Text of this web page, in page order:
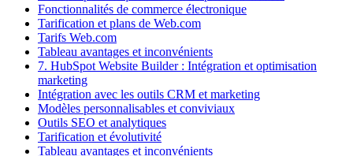
Fonctionnalités de commerce électronique
Tarification et plans de Web.com
Tarifs Web.com
Tableau avantages et inconvénients
7. HubSpot Website Builder : Intégration et optimisation
marketing
Intégration avec les outils CRM et marketing
Modèles personnalisables et conviviaux
Outils SEO et analytiques
Tarification et évolutivité
Tableau avantages et inconvénients